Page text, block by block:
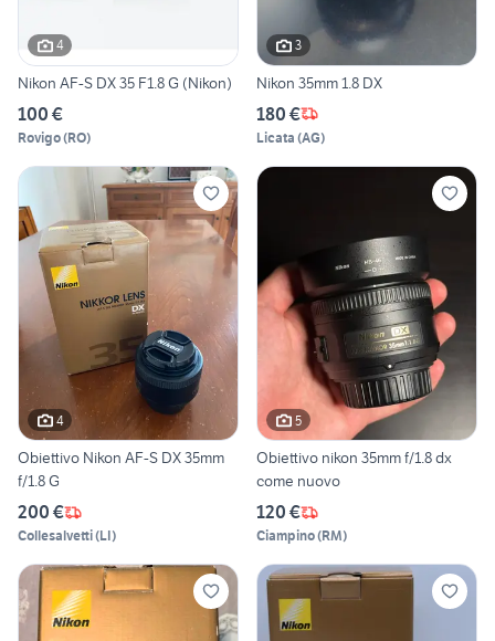
4
Nikon AF-S DX 35 F1.8 G (Nikon)
100 €
Rovigo(RO)
3
Nikon 35mm 1.8 DX
180 €
Licata (AG)
4
Obiettivo Nikon AF-S DX 35mm
f/1.8 G
200 €
Collesalvetti(LI)
5
Obiettivo nikon 35mm f/1.8 dx
come nuovo
120 €
Ciampino(RM)